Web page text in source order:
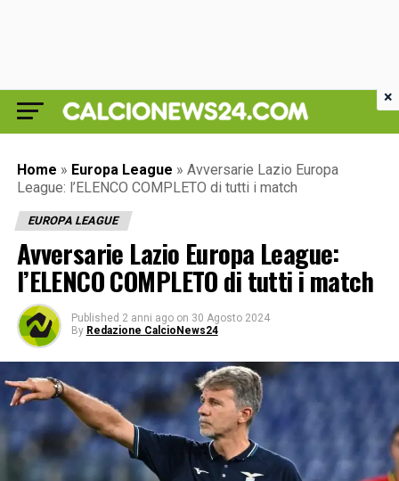
Home » Europa League » Avversarie Lazio Europa
League: l’ELENCO COMPLETO di tutti i match
EUROPA LEAGUE
Avversarie Lazio Europa League:
l’ELENCO COMPLETO di tutti i match
Published 2 anni ago on 30 Agosto 2024
By Redazione CalcioNews24
×